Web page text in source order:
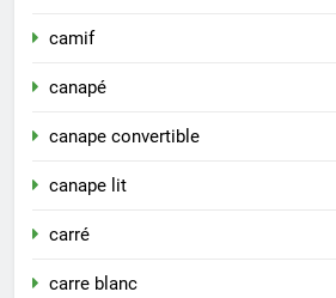
camif
canapé
canape convertible
canape lit
carré
carre blanc